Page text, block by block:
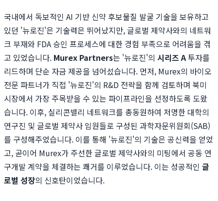
국내에서 독보적인 AI 기반 신약 후보물질 발굴 기술을 보유하고
있던 '뉴로진'은 기술력은 뛰어났지만, 글로벌 제약사와의 네트워
크 부재와 FDA 승인 프로세스에 대한 경험 부족으로 어려움을 겪
고 있었습니다. Murex Partners는 '뉴로진'의 시리즈 A투자를
리드하며 단순 자금 제공을 넘어섰습니다. 먼저, Murex의 바이오
전문 파트너가 직접 '뉴로진'의 R&D 전략을 함께 검토하며 북미
시장에서 가장 주목받을 수 있는 파이프라인을 선정하도록 도왔
습니다. 이후, 실리콘밸리 네트워크를 총동원하여 저명한 대학의
연구진 및 글로벌 제약사 임원들로 구성된 과학자문위원회(SAB)
를 구성해주었습니다. 이를 통해 '뉴로진'의 기술은 공신력을 얻었
고, 곧이어 Murex가 주선한 글로벌 제약사와의 미팅에서 공동 연
구개발 계약을 체결하는 쾌거를 이루었습니다. 이는 성공적인 글
로벌 성장의 신호탄이었습니다.